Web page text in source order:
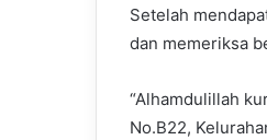
Setelah
dan memeriksa
“Alhamdulillah
No.B22,